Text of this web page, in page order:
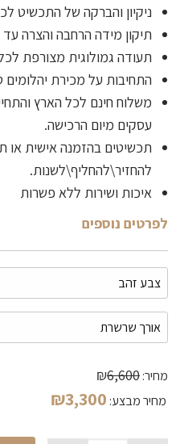
ניקיון והברקה של התכשיט
תיקון מידה הרחבה והצרה
תעודה גמולוגית מצורפת
התחיבות על מכירת
עסקים מיום הרכישה.
תכשיטים בהזמנה אישית או
להחזיר\להחליף\לשנות.
איכות ושירות ללא פשרות
לפרטים נוספים
מחיר: ₪6,600
מחיר מבצע: ₪3,300